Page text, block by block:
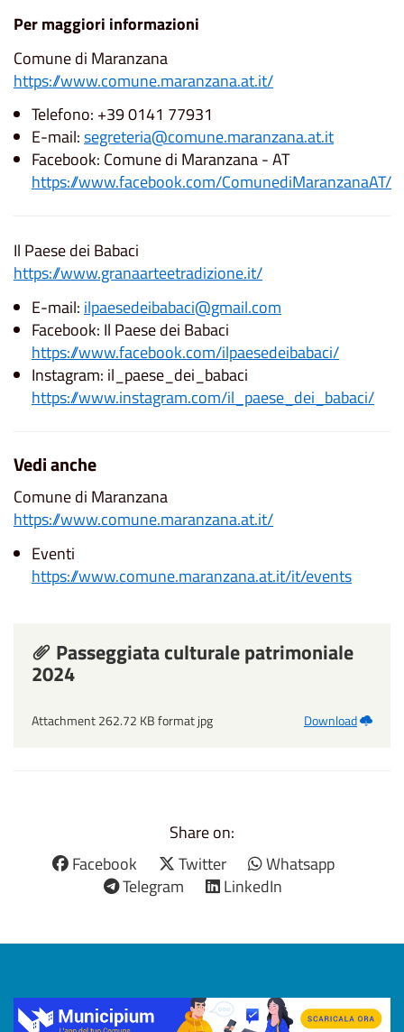
Per maggiori informazioni
Comune di Maranzana
https://www.comune.maranzana.at.it/
Telefono: +39 0141 77931
E-mail:segreteria@comune.maranzana.at.it
Facebook: Comune di Maranzana - AT
https://www.facebook.com/ComunediMaranzanaAT/
Il Paese dei Babaci
https://www.granaarteetradizione.it/
E-mail: ilpaesedeibabaci@gmail.com
Facebook: Il Paese dei Babaci
https://www.facebook.com/ilpaesedeibabaci/
Instagram: il_paese_dei_babaci
https://www.instagram.com/il_paese_dei_babaci/
Vedi anche
Comune di Maranzana
https://www.comune.maranzana.at.it/
Eventi
https://www.comune.maranzana.at.it/it/events
Passeggiata culturale patrimoniale
2024
Attachment 262.72 KB format jpg Download
Share on:
Facebook
Twitter
Whatsapp
Telegram
LinkedIn
Title